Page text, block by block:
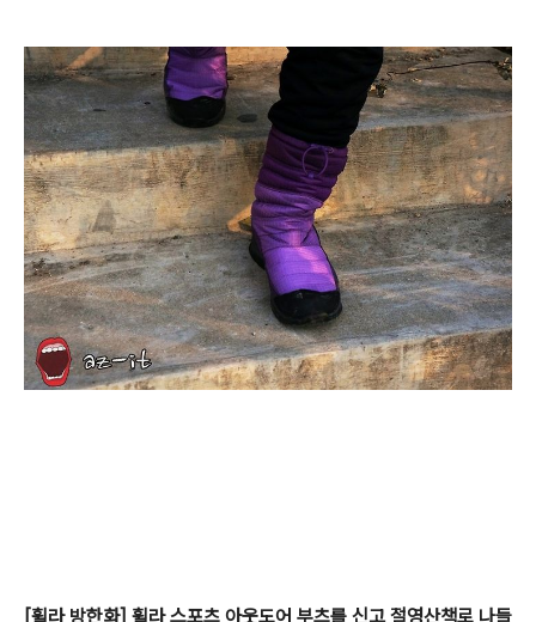
[휠라 방한화] 휠라 스포츠 아웃도어 부츠를 신고 절영산책로 나들